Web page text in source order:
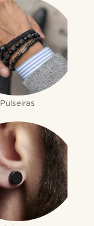
Pulseiras